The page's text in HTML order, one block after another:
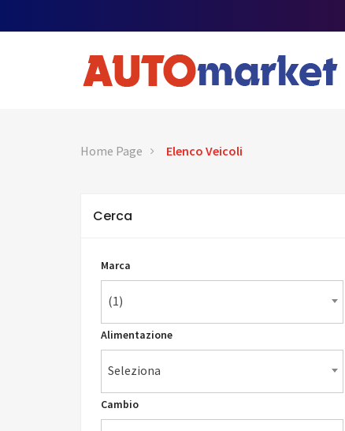
Home Page Elenco Veicoli
Cerca
Marca
(1)
Alimentazione
Seleziona
Cambio